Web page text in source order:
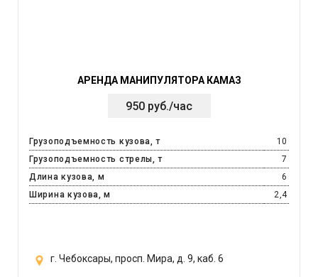
АРЕНДА МАНИПУЛЯТОРА КАМАЗ
950 руб./час
Грузоподъемность кузова, т
10
Грузоподъемность стрелы, т
7
Длина кузова, м
6
Ширина кузова, м
2,4
г. Чебоксары, просп. Мира, д. 9, каб. 6